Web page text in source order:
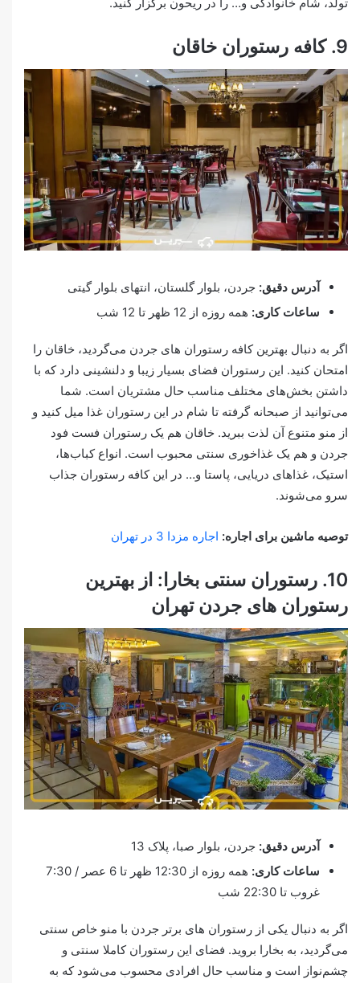
9. کافه رستوران خاقان
آدرس دقیق: جردن، بلوار گلستان، انتهای بلوار گیتی
ساعات کاری: همه روزه از 12 ظهر تا 12 شب
اگر به دنبال بهترین کافه رستوران های جردن می‌گردید، خاقان را
امتحان کنید. این رستوران فضای بسیار زیبا و دلنشینی دارد که با
داشتن بخش‌های مختلف مناسب حال مشتریان است. شما
می‌توانید از صبحانه گرفته تا شام در این رستوران غذا میل کنید و
از منو متنوع آن لذت ببرید. خاقان هم یک رستوران فست فود
جردن و هم یک غذاخوری سنتی محبوب است. انواع کباب‌ها،
استیک، غذاهای دریایی، پاستا و… در این کافه رستوران جذاب
سرو می‌شوند.
توصیه ماشین برای اجاره: اجاره مزدا 3 در تهران
10. رستوران سنتی بخارا: از بهترین
رستوران های جردن تهران
آدرس دقیق: جردن، بلوار صبا، پلاک 13
ساعات کاری:
همه روزه از 12:30 ظهر تا 6 عصر / 7:30
غروب تا 22:30 شب
اگر به دنبال یکی از رستوران های برتر جردن با منو خاص سنتی
می‌گردید، به بخارا بروید. فضای این رستوران کاملا سنتی و
چشم‌نواز است و مناسب حال افرادی محسوب می‌شود که به